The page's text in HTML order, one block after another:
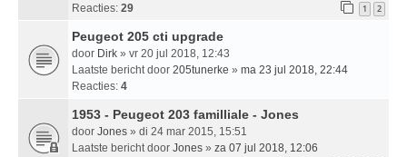
Reacties: 29 1 2
Peugeot 205 cti upgrade
door Dirk » vr 20 jul 2018, 12:43
Laatste bericht door 205tunerke » ma 23 jul 2018, 22:44
Reacties: 4
1953 - Peugeot 203 familliale - Jones
door Jones » di 24 mar 2015, 15:51
Laatste bericht door Jones » za 07 jul 2018, 12:06